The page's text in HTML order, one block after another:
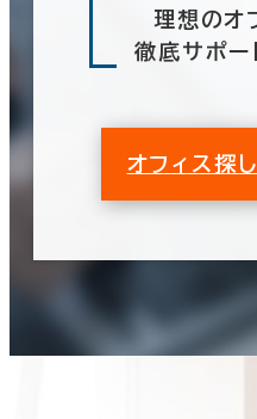
理想のオ
徹底サポー
オフィス探